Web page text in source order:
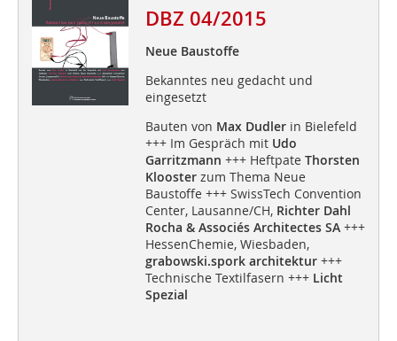
DBZ 04/2015
Neue Baustoffe
Bekanntes neu gedacht und
eingesetzt
Bauten von Max Dudlerin Bielefeld
+++ Im Gespräch mitUdo
Garritzmann +++ Heftpate Thorsten
Klooster zum Thema Neue
Baustoffe +++ SwissTech Convention
Center, Lausanne/CH, Richter Dahl
Rocha & Associés Architectes SA+++
HessenChemie, Wiesbaden,
grabowski.spork architektur+++
Technische Textilfasern +++ Licht
Spezial